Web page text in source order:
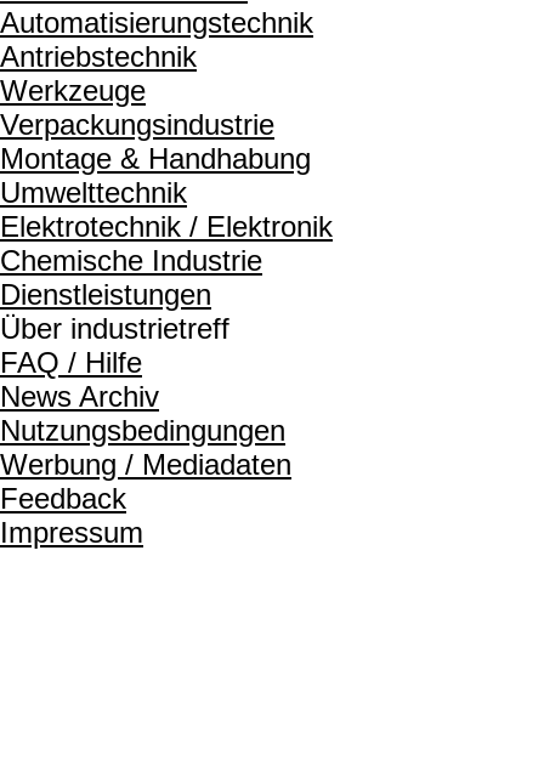
Automatisierungstechnik
Antriebstechnik
Werkzeuge
Verpackungsindustrie
Montage & Handhabung
Umwelttechnik
Elektrotechnik / Elektronik
Chemische Industrie
Dienstleistungen
Über industrietreff
FAQ / Hilfe
News Archiv
Nutzungsbedingungen
Werbung / Mediadaten
Feedback
Impressum